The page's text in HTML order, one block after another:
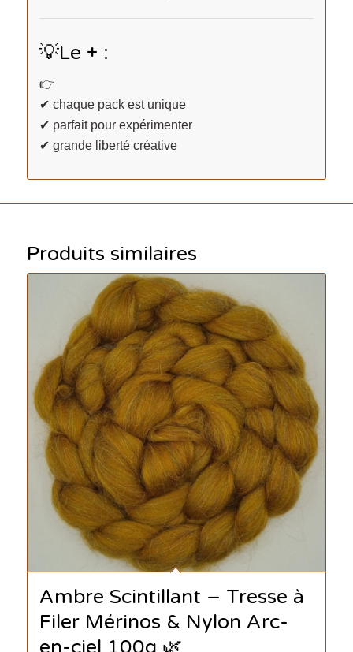
💡Le + :
👉
✔ chaque pack est unique
✔ parfait pour expérimenter
✔ grande liberté créative
Produits similaires
Ambre Scintillant – Tresse à
Filer Mérinos & Nylon Arc-